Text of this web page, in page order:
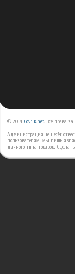
© 2014 Covrik.net. Все права
Администрация не несёт
пользователям, мы лишь
данного типа товаров. Сделать